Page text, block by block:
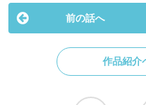
前の話へ
作品紹介